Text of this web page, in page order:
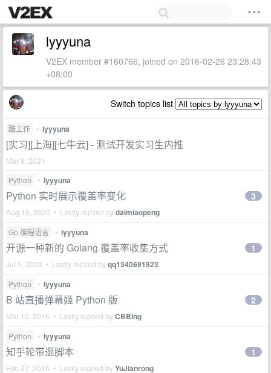
lyyyuna
V2EX member #160766, joined on 2016-02-26 23:28:43
+08:00
Switch topics list
酷工作 • lyyyuna
[实习][上海][七牛云] - 测试开发实习生内推
Mar 9, 2021
Python
• lyyyuna
Python 实时展示覆盖率变化
Aug 16, 2020 • Lastly replied bydaimiaopeng
3
Go 编程语言 • lyyyuna
开源一种新的 Golang 覆盖率收集方式
Jul 1, 2020 • Lastly replied byqq1340691923
1
Python • lyyyuna
B 站直播弹幕姬 Python 版
Mar 10, 2016 • Lastly replied byCBBing
2
Python • lyyyuna
知乎轮带逛脚本
Feb 27, 2016 • Lastly replied byYuJianrong
1